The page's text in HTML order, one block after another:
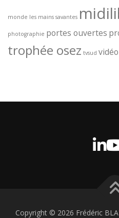
monde les mains savantes
photographie portes ouvertes
trophée osez tvsud vidéo
Copyright © 2026 Frédéric